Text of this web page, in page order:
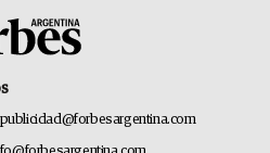
publicidad@forbesargentina.com